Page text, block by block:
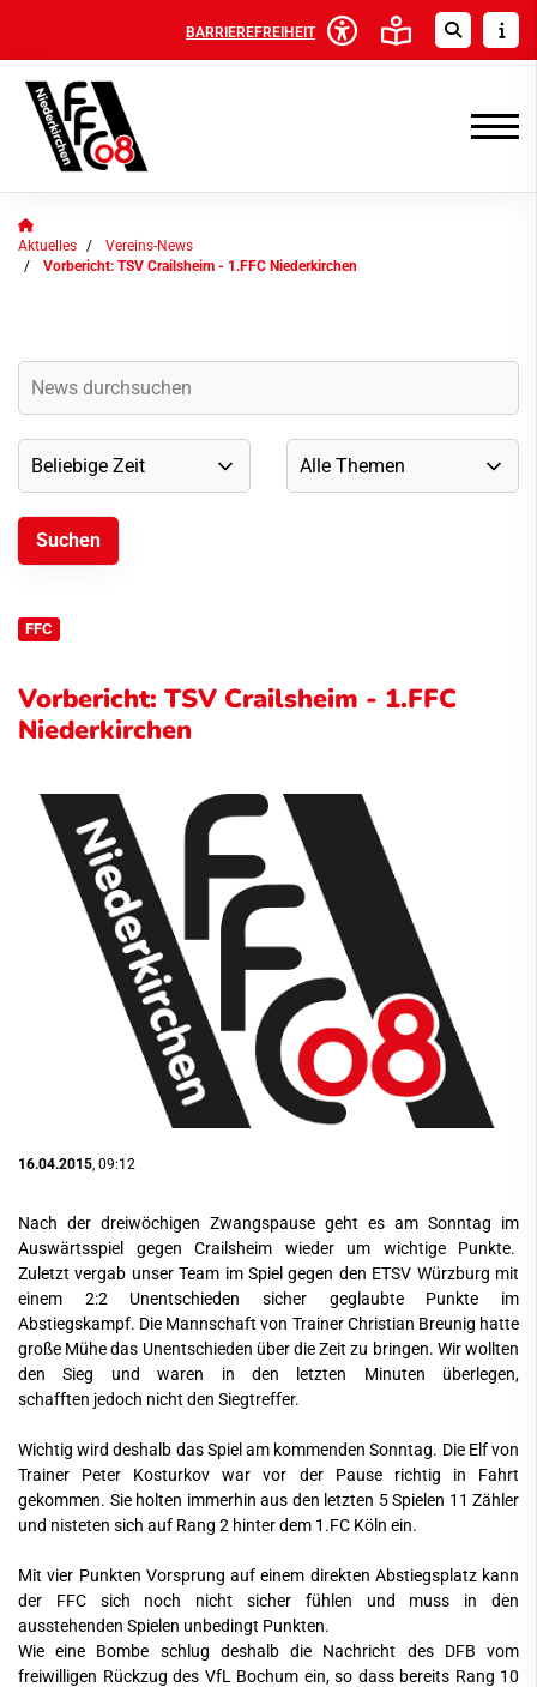
BARRIEREFREIHEIT
Aktuelles
Vereins-News
Vorbericht: TSV Crailsheim - 1.FFC Niederkirchen
FFC
Vorbericht: TSV Crailsheim - 1.FFC
Niederkirchen
16.04.2015 , 09:12
Nach der dreiwöchigen Zwangspause geht es am Sonntag im
Auswärtsspiel gegen Crailsheim wieder um wichtige Punkte.
Zuletzt vergab unser Team im Spiel gegen den ETSV Würzburg mit
einem 2:2 Unentschieden sicher geglaubte Punkte im
Abstiegskampf. Die Mannschaft von Trainer Christian Breunig hatte
große Mühe das Unentschieden über die Zeit zu bringen. Wir wollten
den Sieg und waren in den letzten Minuten überlegen,
schafften jedoch nicht den Siegtreffer.
Wichtig wird deshalb das Spiel am kommenden Sonntag. Die Elf von
Trainer Peter Kosturkov war vor der Pause richtig in Fahrt
gekommen. Sie holten immerhin aus den letzten 5 Spielen 11 Zähler
und nisteten sich auf Rang 2 hinter dem 1.FC Köln ein.
Mit vier Punkten Vorsprung auf einem direkten Abstiegsplatz kann
der FFC sich noch nicht sicher fühlen und muss in den
ausstehenden Spielen unbedingt Punkten.
Wie eine Bombe schlug deshalb die Nachricht des DFB vom
freiwilligen Rückzug des VfL Bochum ein, so dass bereits Rang 10